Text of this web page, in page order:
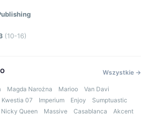
(10-16)
Wszystkie →
Magda Narożna Marioo
Van Davi
Kwestia 07 Imperium Enjoy
Sumptuastic
Nicky Queen Massive Casablanca
Akcent